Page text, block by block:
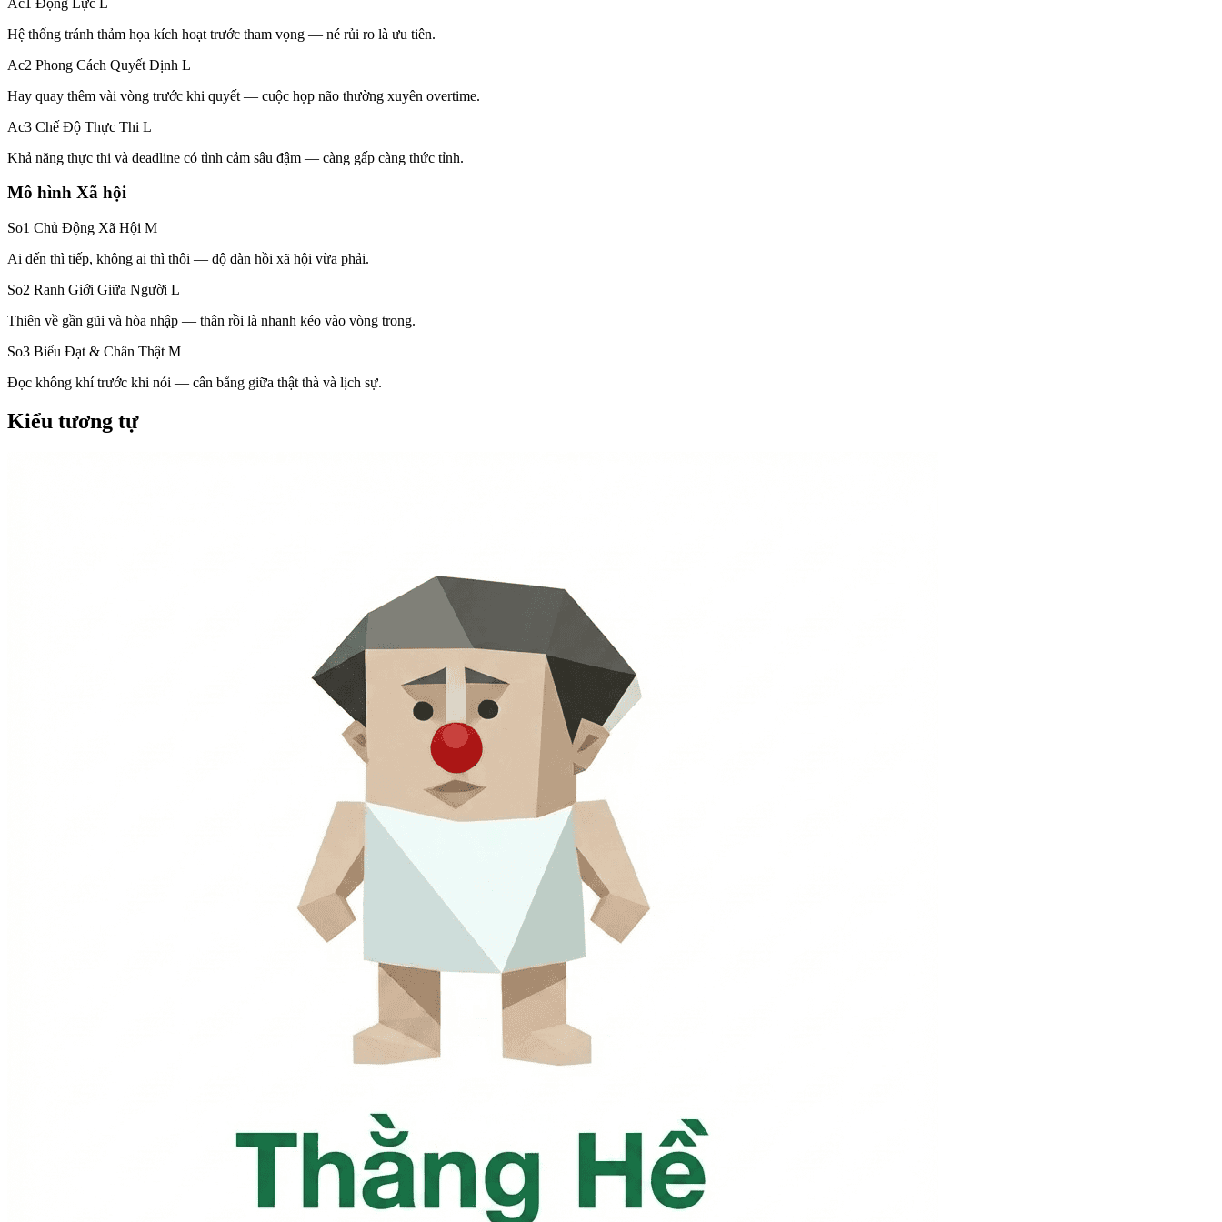
Hệ thống tránh thảm họa kích hoạt trước tham vọng — né rủi ro là ưu tiên.
Ac2 Phong Cách Quyết Định L
Hay quay thêm vài vòng trước khi quyết — cuộc họp não thường xuyên overtime.
Ac3 Chế Độ Thực Thi L
Khả năng thực thi và deadline có tình cảm sâu đậm — càng gấp càng thức tỉnh.
Mô hình Xã hội
So1 Chủ Động Xã Hội M
Ai đến thì tiếp, không ai thì thôi — độ đàn hồi xã hội vừa phải.
So2 Ranh Giới Giữa Người L
Thiên về gần gũi và hòa nhập — thân rồi là nhanh kéo vào vòng trong.
So3 Biểu Đạt & Chân Thật M
Đọc không khí trước khi nói — cân bằng giữa thật thà và lịch sự.
Kiểu tương tự